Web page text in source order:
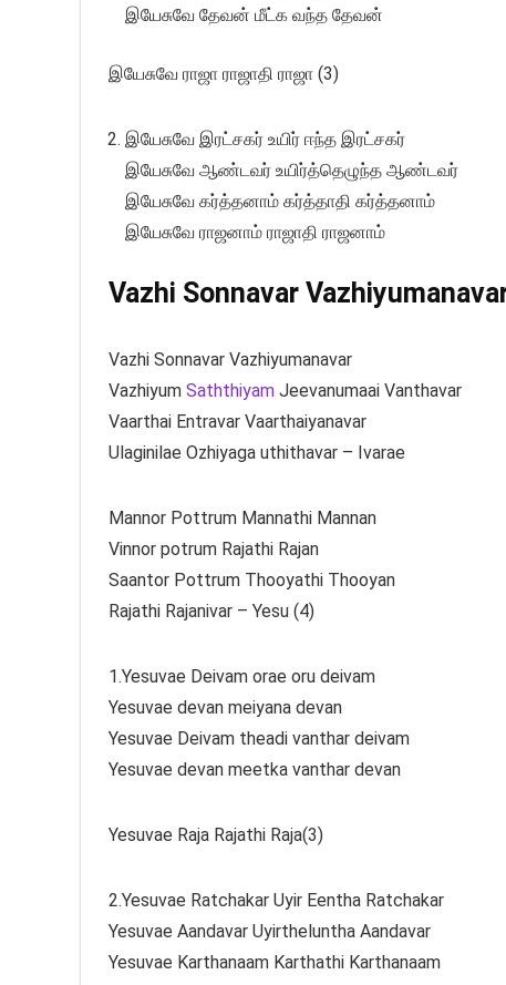
இயேசுவே தேவன் மீட்க வந்த தேவன்
இயேசுவே ராஜா ராஜாதி ராஜா (3)
இயேசுவே இரட்சகர் உயிர் ஈந்த இரட்சகர்
இயேசுவே ஆண்டவர் உயிர்த்தெழுந்த ஆண்டவர்
இயேசுவே கர்த்தனாம் கர்த்தாதி கர்த்தனாம்
இயேசுவே ராஜனாம் ராஜாதி ராஜனாம்
Vazhi Sonnavar
Vazhi Sonnavar Vazhiyumanavar
Vazhiyum Saththiyam Jeevanumaai Vanthavar
Vaarthai Entravar Vaarthaiyanavar
Ulaginilae Ozhiyaga uthithavar – Ivarae
Mannor Pottrum Mannathi Mannan
Vinnor potrum Rajathi Rajan
Saantor Pottrum Thooyathi Thooyan
Rajathi Rajanivar – Yesu (4)
1.Yesuvae Deivam orae oru deivam
Yesuvae devan meiyana devan
Yesuvae Deivam theadi vanthar deivam
Yesuvae devan meetka vanthar devan
Yesuvae Raja Rajathi Raja(3)
2.Yesuvae Ratchakar Uyir Eentha Ratchakar
Yesuvae Aandavar Uyirtheluntha Aandavar
Yesuvae Karthanaam Karthathi Karthanaam